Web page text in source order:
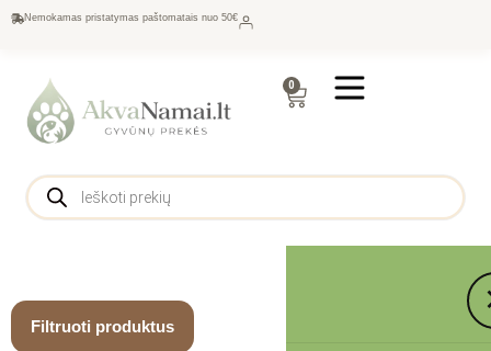
Nemokamas pristatymas paštomatais nuo 50€
0
Filtruoti produktus